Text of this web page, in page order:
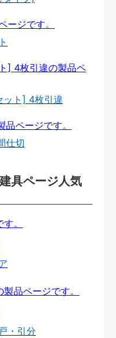
ット] 4枚引違
仕切
具ページ人気
・引分